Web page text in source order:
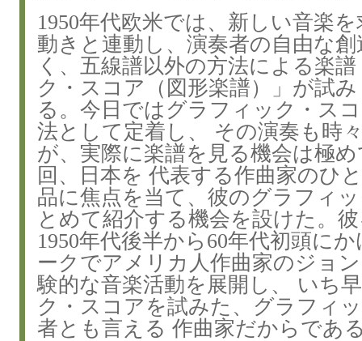
1950年代欧米では、新しい音楽
動きと連動し、演奏者の自由な
く、五線譜以外の方法による楽
ク・スコア（図形楽譜）」が試
る。今日ではグラフィック・ス
法として定着し、 その演奏も時
が、実際に楽譜を見る機会は極
回、日本を 代表する作曲家のひ
品に焦点を当て、彼のグラフィ
とめて紹介する機会を設けた。
1950年代後半から60年代初頭に
ークでアメリカ人作曲家のジョ
験的な音楽活動を展開し、 いち
ク・スコアを試みた、グラフィ
者とも言える 作曲家だからであ